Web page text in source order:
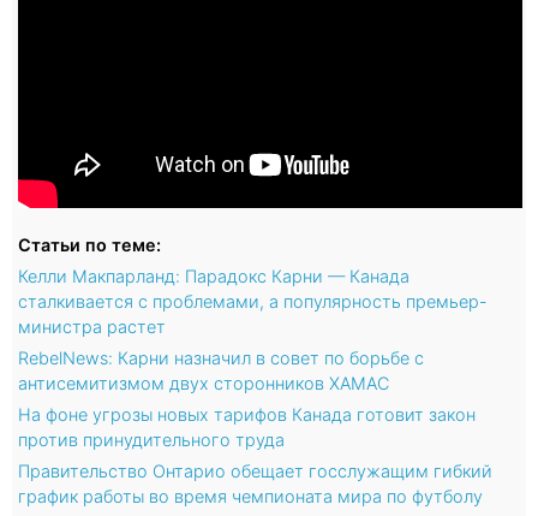
Статьи по теме:
Келли Макпарланд: Парадокс Карни — Канада
сталкивается с проблемами, а популярность премьер-
министра растет
RebelNews: Карни назначил в совет по борьбе с
антисемитизмом двух сторонников ХАМАС
На фоне угрозы новых тарифов Канада готовит закон
против принудительного труда
Правительство Онтарио обещает госслужащим гибкий
график работы во время чемпионата мира по футболу